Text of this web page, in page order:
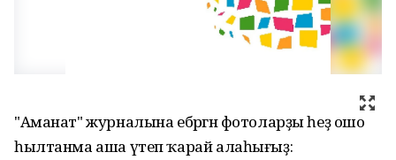
"Аманат" журналына ебәргән фотоларҙы һеҙ ошо
һылтанма аша үтеп ҡарай алаһығыҙ: